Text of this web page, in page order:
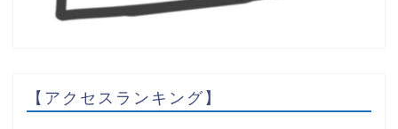
【アクセスランキング】